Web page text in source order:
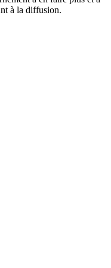
à la diffusion.